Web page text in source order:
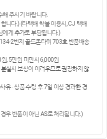
주시기 바랍니다.
니다.) (타택배 착불 이용시, CJ 택배
에게 추가로 부담됩니다.)
2번지 골드존타워 703호 반품배송
, 5만원 미만시 6,000원
실시 보상이 어려우므로 권장하지 않
유 - 상품 수령 후 7일 이상 경과한 경
우 반품이 아닌 AS로 처리됩니다.)